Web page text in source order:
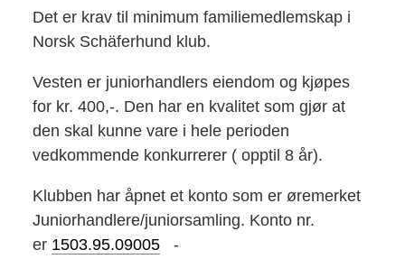
Det er krav til minimum familiemedlemskap i
Norsk Schäferhund klub.
Vesten er juniorhandlers eiendom og kjøpes
for kr. 400,-. Den har en kvalitet som gjør at
den skal kunne vare i hele perioden
vedkommende konkurrerer ( opptil 8 år).
Klubben har åpnet et konto som er øremerket
Juniorhandlere/juniorsamling. Konto nr.
er 1503.95.09005-